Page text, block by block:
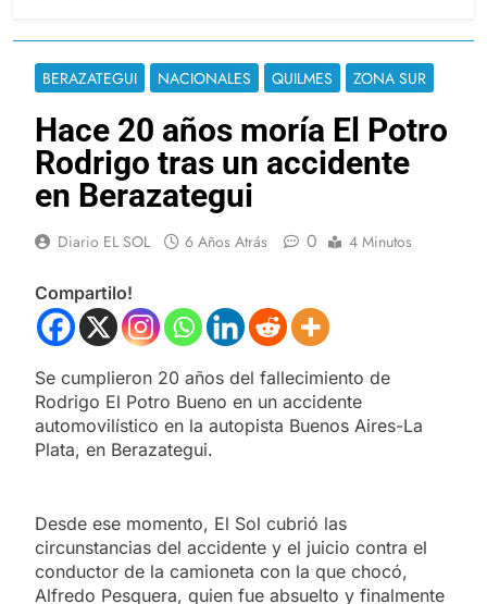
BERAZATEGUI NACIONALES QUILMES ZONA SUR
Hace 20 años moría El Potro
Rodrigo tras un accidente
en Berazategui
Diario EL SOL 6 Años Atrás 0 4 Minutos
Compartilo!
Se cumplieron 20 años del fallecimiento de
Rodrigo El Potro Bueno en un accidente
automovilístico en la autopista Buenos Aires-La
Plata, en Berazategui.
Desde ese momento, El Sol cubrió las
circunstancias del accidente y el juicio contra el
conductor de la camioneta con la que chocó,
Alfredo Pesquera, quien fue absuelto y finalmente